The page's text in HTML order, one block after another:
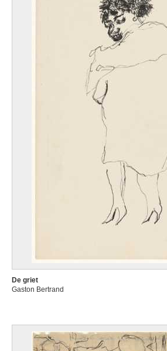
De griet
Gaston Bertrand